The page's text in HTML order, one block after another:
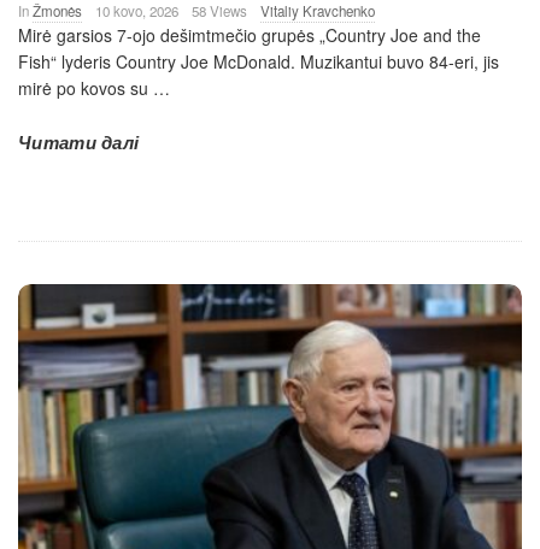
InŽmonės 10 kovo, 2026 58 Views Vitaliy Kravchenko
Mirė garsios 7-ojo dešimtmečio grupės „Country Joe and the
Fish“ lyderis Country Joe McDonald. Muzikantui buvo 84-eri, jis
mirė po kovos su …
Читати далі